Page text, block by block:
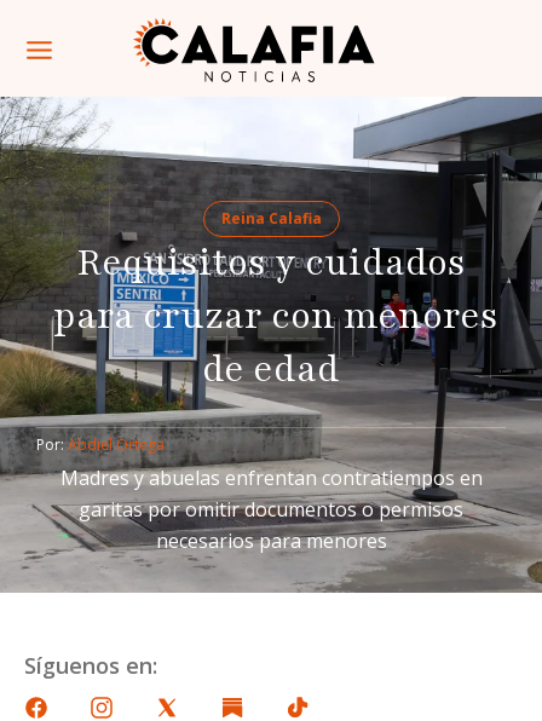
Reina Calafia
Requisitos y cuidados
para cruzar con menores
de edad
Por: Abdiel Ortega
Madres y abuelas enfrentan contratiempos en
garitas por omitir documentos o permisos
necesarios para menores
Síguenos en: